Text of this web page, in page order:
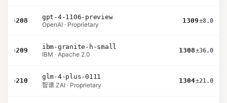
›208
gpt-4-1106-preview
OpenAI · Proprietary
1309±8.0
›209
ibm-granite-h-small
IBM · Apache 2.0
1308±36.0
›210
glm-4-plus-0111
智谱 ZAI · Proprietary
1304±21.0